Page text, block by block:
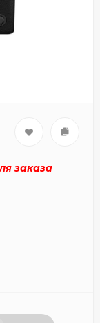
заказа